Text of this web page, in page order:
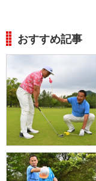
おすすめ記事